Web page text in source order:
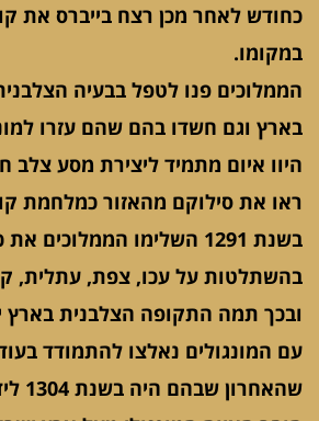
כחודש לאחר מכן רצח בייברס את
במקומו.
הממלוכים פנו לטפל בבעיה
בארץ וגם חשדו בהם שהם עזרו
היוו איום מתמיד ליצירת מסע צלב
ראו את סילוקם מהאזור כמלחמת
בשנת 1291 השלימו
בהשתלטות על עכו, צפת, עתלית,
ובכך תמה התקופה הצלבנית בארץ
עם המונגולים נאלצו להתמודד